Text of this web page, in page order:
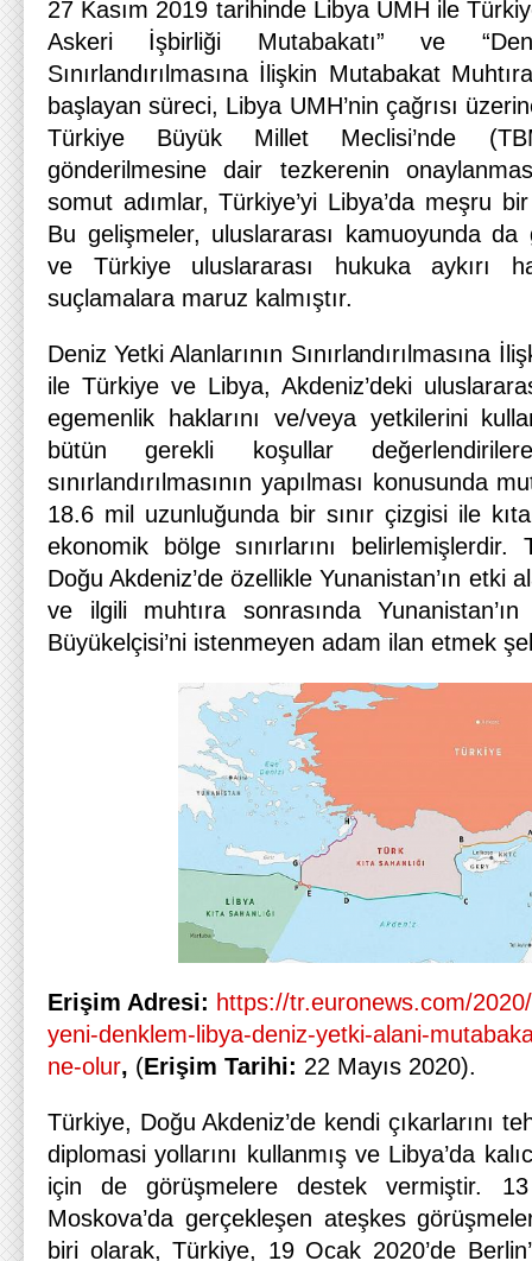
27 Kasım 2019 tarihinde Libya UMH ile
Askeri İşbirliği Mutabakatı” ve
Sınırlandırılmasına İlişkin Mutabakat
başlayan süreci, Libya UMH’nin çağrısı
Türkiye Büyük Millet Meclisi’nde
gönderilmesine dair tezkerenin
somut adımlar, Türkiye’yi Libya’da meşru
Bu gelişmeler, uluslararası kamuoyunda da
ve Türkiye uluslararası hukuka aykırı
suçlamalara maruz kalmıştır.
Deniz Yetki Alanlarının Sınırlandırılmasına
ile Türkiye ve Libya, Akdeniz’deki
egemenlik haklarını ve/veya yetkilerini
bütün gerekli koşullar
sınırlandırılmasının yapılması konusunda
18.6 mil uzunluğunda bir sınır çizgisi ile
ekonomik bölge sınırlarını
Doğu Akdeniz’de özellikle Yunanistan’ın etki
ve ilgili muhtıra sonrasında
Büyükelçisi’ni istenmeyen adam ilan etmek
Erişim Adresi: https://tr.euronews.com/
yeni-denklem-libya-deniz-yetki-alani-
ne-olur, (Erişim Tarihi: 22 Mayıs 2020).
Türkiye, Doğu Akdeniz’de kendi çıkarlarını
diplomasi yollarını kullanmış ve Libya’da
için de görüşmelere destek vermiştir.
Moskova’da gerçekleşen ateşkes
biri olarak, Türkiye, 19 Ocak 2020’de